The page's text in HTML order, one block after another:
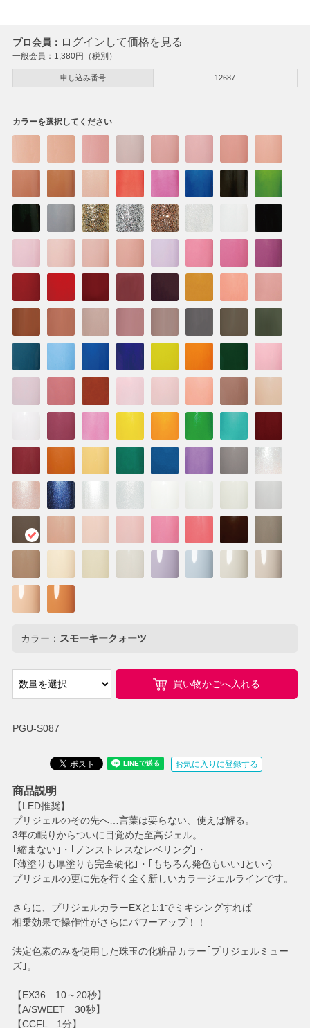
プロ会員： ログインして価格を見る
一般会員： 1,380円（税別）
申し込み番号 12687
PGU-S087
カラーを選択してください
カラー： スモーキークォーツ
買い物かごへ入れる
お気に入りに登録する
商品説明
【LED推奨】
プリジェルのその先へ…言葉は要らない、使えば解る。
3年の眠りからついに目覚めた至高ジェル。
｢縮まない｣・｢ノンストレスなレベリング｣・
｢薄塗りも厚塗りも完全硬化｣・｢もちろん発色もいい｣という
プリジェルの更に先を行く全く新しいカラージェルラインです。
さらに、プリジェルカラーEXと1:1でミキシングすれば
相乗効果で操作性がさらにパワーアップ！！
法定色素のみを使用した珠玉の化粧品カラー｢プリジェルミュー
ズ｣。
【EX36 10～20秒】
【A/SWEET 30秒】
【CCFL 1分】